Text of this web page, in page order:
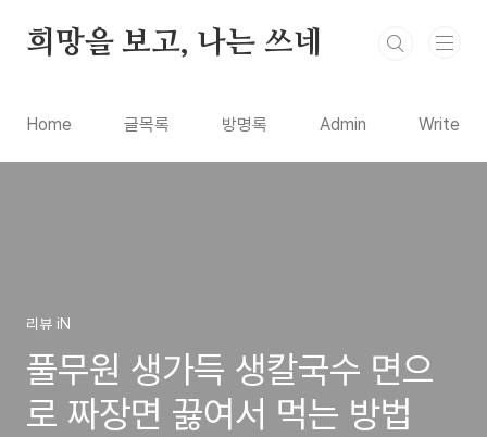
희망을 보고, 나는 쓰네
Home 글목록 방명록 Admin Write
리뷰 iN
풀무원 생가득 생칼국수 면으
로 짜장면 끓여서 먹는 방법